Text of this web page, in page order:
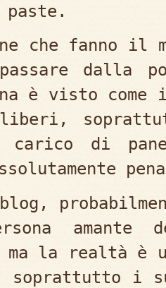
che fanno il
dalla
è visto
carico di
ma la realtà è
soprattutto i